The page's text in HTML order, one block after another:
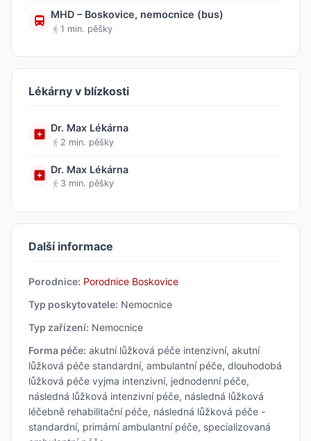
MHD – Boskovice, nemocnice (bus)
1 min. pěšky
Lékárny v blízkosti
Dr. Max Lékárna
2 min. pěšky
Dr. Max Lékárna
3 min. pěšky
Další informace
Porodnice: Porodnice Boskovice
Typ poskytovatele: Nemocnice
Typ zařízení: Nemocnice
Forma péče: akutní lůžková péče intenzivní, akutní
lůžková péče standardní, ambulantní péče, dlouhodobá
lůžková péče vyjma intenzivní, jednodenní péče,
následná lůžková intenzivní péče, následná lůžková
léčebně rehabilitační péče, následná lůžková péče -
standardní, primární ambulantní péče, specializovaná